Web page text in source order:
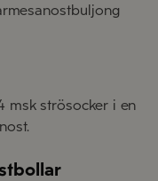
msk strösocker i en